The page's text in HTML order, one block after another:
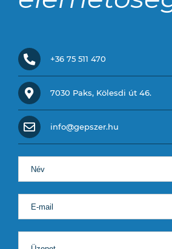
+36 75 511 470
7030 Paks, Kölesdi út 46.
info@gepszer.hu